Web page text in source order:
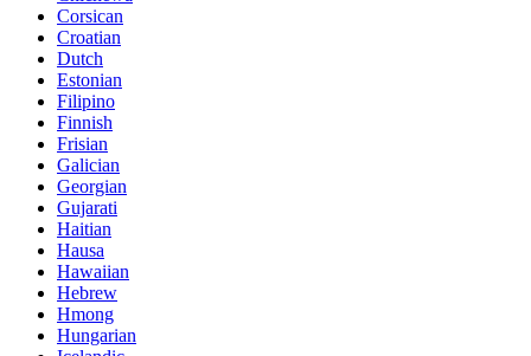
Corsican
Croatian
Dutch
Estonian
Filipino
Finnish
Frisian
Galician
Georgian
Gujarati
Haitian
Hausa
Hawaiian
Hebrew
Hmong
Hungarian